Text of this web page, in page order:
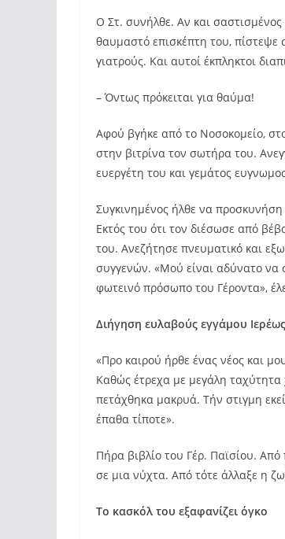
Ο Στ. συνήλθε. Αν και
θαυμαστό επισκέπτη του, πίστεψε
γιατρούς. Και αυτοί έκπληκτοι
– Όντως πρόκειται για θαύμα!
Αφού βγήκε από το Νοσοκομείο,
στην βιτρίνα τον σωτήρα του.
ευεργέτη του και γεμάτος
Συγκινημένος ήλθε να
Εκτός του ότι τον διέσωσε από
του. Ανεζήτησε πνευματικό και
συγγενών. «Μού είναι αδύνατο να
φωτεινό πρόσωπο του Γέροντα»,
Διήγηση ευλαβούς εγγάμου
«Προ καιρού ήρθε ένας νέος και
Καθώς έτρεχα με μεγάλη
πετάχθηκα μακρυά. Τήν στιγμη
έπαθα τίποτε».
Πήρα βιβλίο του Γέρ. Παϊσίου. Από
σε μια νύχτα. Από τότε άλλαξε η
Το κασκόλ του εξαφανίζει όγκο